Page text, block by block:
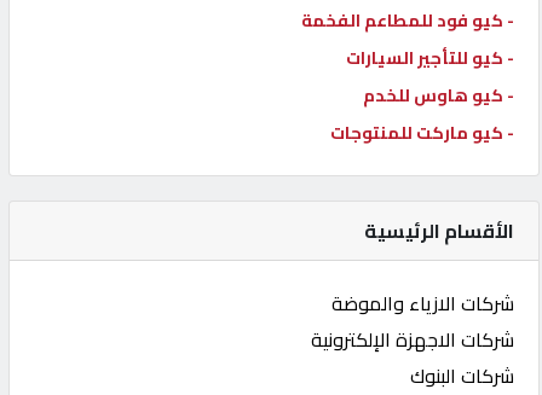
- كيو فود للمطاعم الفخمة
- كيو للتأجير السيارات
- كيو هاوس للخدم
- كيو ماركت للمنتوجات
الأقسام الرئيسية
شركات الازياء والموضة
شركات الاجهزة الإلكترونية
شركات البنوك